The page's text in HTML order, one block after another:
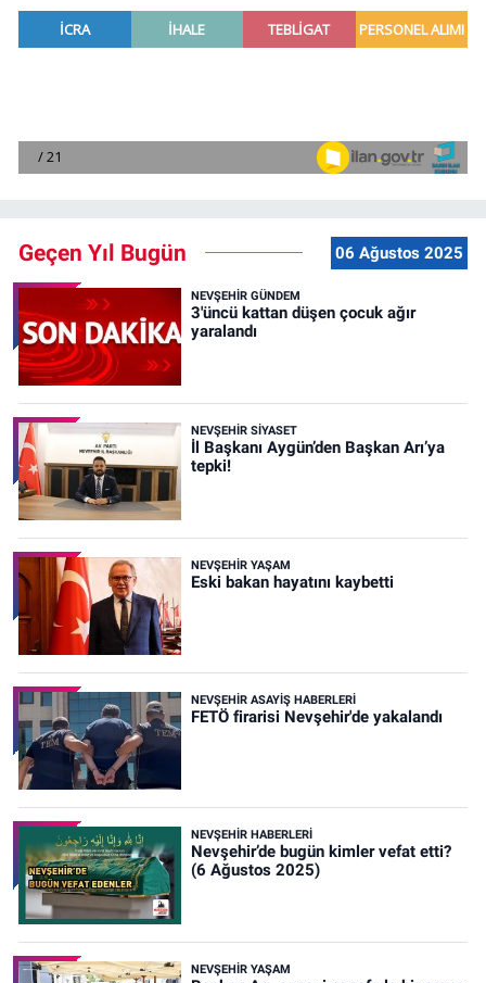
Geçen Yıl Bugün 06 Ağustos 2025
NEVŞEHIR GÜNDEM
3'üncü kattan düşen çocuk ağır
yaralandı
NEVŞEHIR SIYASET
İl Başkanı Aygün’den Başkan Arı’ya
tepki!
NEVŞEHIR YAŞAM
Eski bakan hayatını kaybetti
NEVŞEHIR ASAYIŞ HABERLERI
FETÖ firarisi Nevşehir'de yakalandı
NEVŞEHIR HABERLERI
Nevşehir’de bugün kimler vefat etti?
(6 Ağustos 2025)
NEVŞEHIR YAŞAM